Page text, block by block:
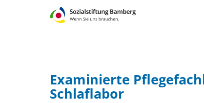
Examinierte
Schlaflabor